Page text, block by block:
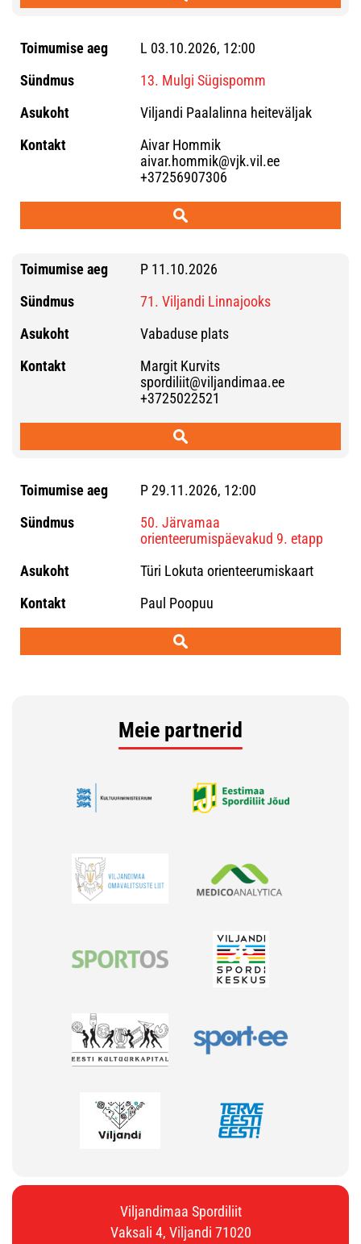
L 03.10.2026, 12:00
13. Mulgi Sügispomm
Viljandi Paalalinna heiteväljak
Aivar Hommik
aivar.hommik@vjk.vil.ee
+37256907306
P 11.10.2026
71. Viljandi Linnajooks
Vabaduse plats
Margit Kurvits
spordiliit@viljandimaa.ee
+3725022521
P 29.11.2026, 12:00
50. Järvamaa
orienteerumispäevakud 9. etapp
Türi Lokuta orienteerumiskaart
Paul Poopuu
Meie partnerid
Viljandimaa Spordiliit
Vaksali 4, Viljandi 71020